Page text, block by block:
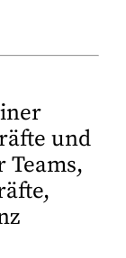
und